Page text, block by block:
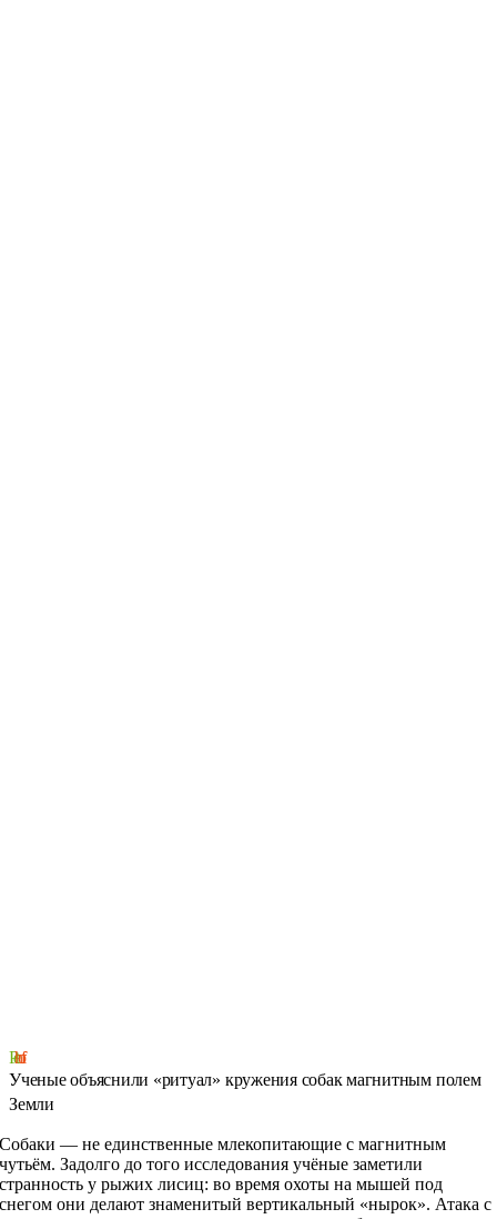
Pethoff
Ученые объяснили «ритуал» кружения собак магнитным полем
Земли
Собаки — не единственные млекопитающие с магнитным
чутьём. Задолго до того исследования учёные заметили
странность у рыжих лисиц: во время охоты на мышей под
снегом они делают знаменитый вертикальный «нырок». Атака с